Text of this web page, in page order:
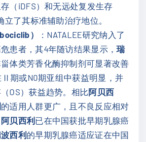
（iDFS）和无远处复发生存
立了其标准辅助治疗地位。
）
：NATALEE研究纳入了
患者，其4年随访结果显示，瑞
体类芳香化酶抑制剂可显著改善
Ⅱ期或N0期亚组中获益明显，并
OS）获益趋势。相比阿贝西
的适用人群更广，且不良反应相对
阿贝西利已在中国获批早期乳腺癌
西利的早期乳腺癌适应证在中国